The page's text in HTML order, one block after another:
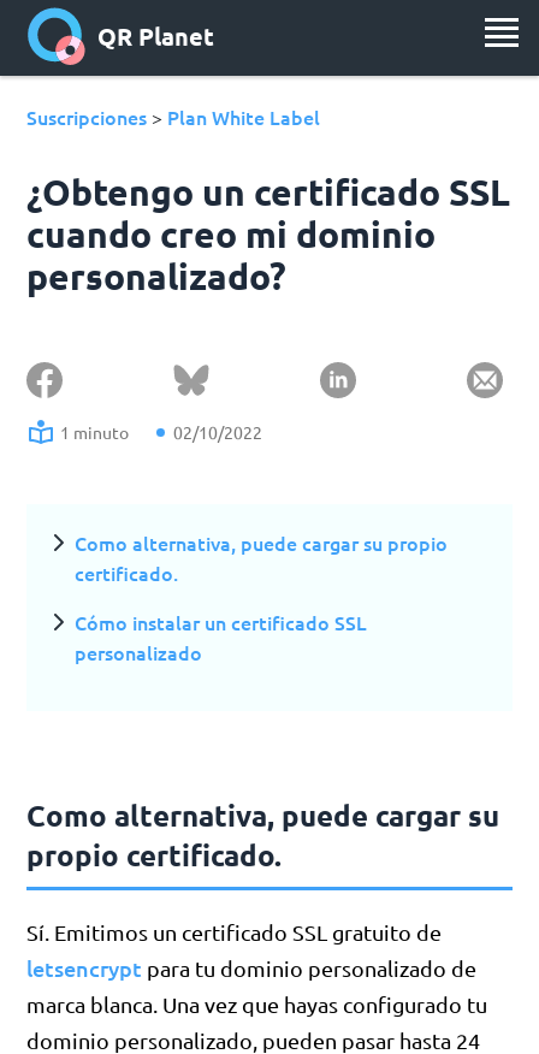
QR Planet
Suscripciones > Plan White Label
¿Obtengo un certificado SSL
cuando creo mi dominio
personalizado?
1 minuto 02/10/2022
Como alternativa, puede cargar su propio
certificado.
Cómo instalar un certificado SSL
personalizado
Como alternativa, puede cargar su
propio certificado.
Sí. Emitimos un certificado SSL gratuito de
letsencrypt para tu dominio personalizado de
marca blanca. Una vez que hayas configurado tu
dominio personalizado, pueden pasar hasta 24